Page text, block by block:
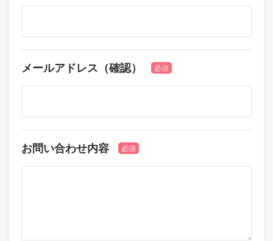
メールアドレス（確認） 必須
お問い合わせ内容 必須